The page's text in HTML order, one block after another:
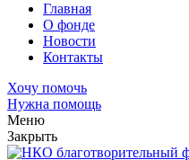
Главная
О фонде
Новости
Контакты
Хочу помочь
Нужна помощь
Меню
Закрыть